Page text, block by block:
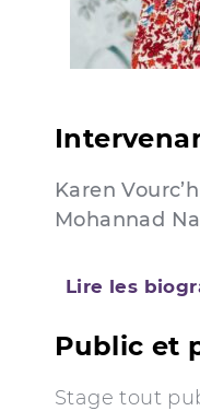
Karen Vourc’h
Mohannad
Lire les
Public et
Stage tout